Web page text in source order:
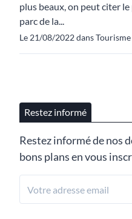
plus beaux, on peut citer
parc de la...
Le 21/08/2022 dans
Restez informé
Restez informé de nos
bons plans en vous